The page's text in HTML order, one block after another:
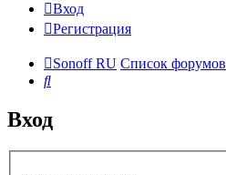
Вход
Регистрация
Sonoff RU Список форумов
Поиск
Вход